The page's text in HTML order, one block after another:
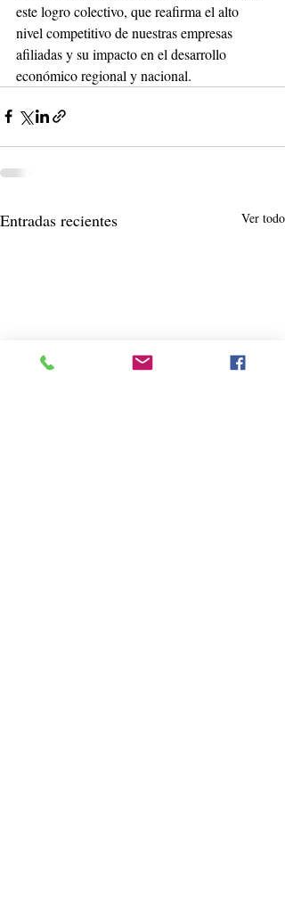
este logro colectivo, que reafirma el alto
nivel competitivo de nuestras empresas
afiliadas y su impacto en el desarrollo
económico regional y nacional.
Entradas recientes Ver todo